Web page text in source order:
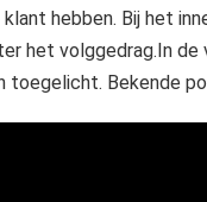
hebben. Bij het
het volggedrag.In
toegelicht. Bekende